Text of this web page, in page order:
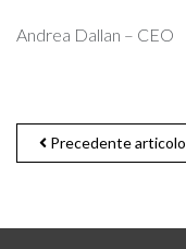
Andrea Dallan – CEO
Precedente articolo